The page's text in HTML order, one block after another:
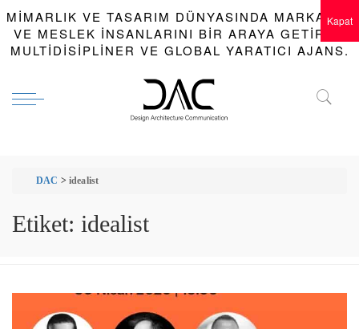
MIMARLIK VE TASARIM DÜNYASINDA MARKALAR
VE MESLEK INSANLARINI BIR ARAYA GETIREN
MULTIDISIPLINER VE GLOBAL YARATICI AJANS.
DAC > idealist
Etiket: idealist
Kapat